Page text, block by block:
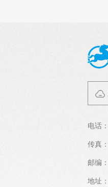
电话：
传真：
邮编：
地址：